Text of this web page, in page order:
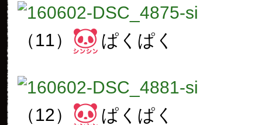
（11） ぱくぱく
（12） ぱくぱく